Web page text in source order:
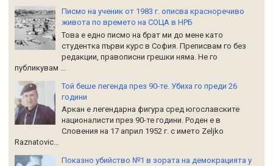
Писмо на ученик от 1983 г. описва красноречиво
живота по времето на СОЦА в НРБ
Това е едно писмо на брат ми до мене като
студентка първи курс в София. Преписвам го без
редакции, правописни грешки няма. Не го
публикувам ...
Той беше легенда през 90-те. Убиха го преди 26
години
Аркан е легендарна фигура сред югославските
националисти през 90-те години. Роден е в
Словения на 17 април 1952 г. с името Zeljko
Raznatoviс...
Показно убийство №1 в зората на демокрацията у